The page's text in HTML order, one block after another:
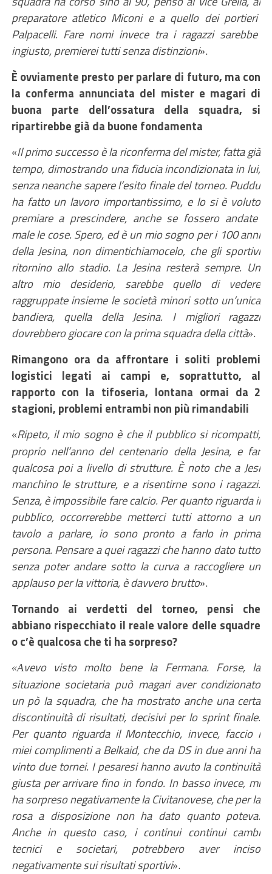
preparatore atletico Miconi e a quello dei portieri
Palpacelli. Fare nomi invece tra i ragazzi sarebbe
ingiusto,premierei tutti senza distinzioni».
È ovviamente presto per parlare di futuro, ma con
la conferma annunciata del mister e magari di
buona parte dell’ossatura della squadra, si
ripartirebbe già da buone fondamenta
«Il primo successo è la riconferma del mister, fatta già
tempo, dimostrando unafiduciaincondizionatain lui,
senzaneanchesapere l’esito finale del torneo. Puddu
hafatto un lavoro importantissimo, e lo si è voluto
premiare a prescindere, anche se fossero andate
male le cose. Spero, ed è un mio sogno per i 100 anni
della Jesina, non dimentichiamocelo, che gli sportivi
ritornino allo stadio. La Jesina resterà sempre. Un
altro mio desiderio, sarebbe quello di vedere
raggruppate insieme le società minori sotto un’unica
bandiera, quella dellaJesina. I migliori ragazzi
dovrebbero giocare con la prima squadra della città».
Rimangono ora da affrontare i soliti problemi
logistici legati ai campi e, soprattutto, al
rapporto con la tifoseria, lontana ormai da 2
stagioni, problemi entrambi non più rimandabili
«Ripeto, il mio sogno è che il pubblico si ricompatti,
proprio nell’anno del centenario della Jesina, e far
qualcosa poi a livello distrutture. È noto che a Jesi
manchinole strutture, e a risentirne sono i ragazzi.
Senza, è impossibile fare calcio. Per quanto riguarda il
pubblico, occorrerebbe metterci tutti attorno a un
tavolo a parlare, io sono pronto a farlo in prima
persona. Pensare a quei ragazzi che hanno dato tutto
senzapoter andare sotto la curva araccogliere un
applauso per la vittoria, èdavverobrutto».
Tornando ai verdetti del torneo, pensi che
abbiano rispecchiato il reale valore delle squadre
o c’è qualcosa che ti ha sorpreso?
«Avevo visto molto bene la Fermana. Forse, la
situazione societaria può magari aver condizionato
un pò la squadra, che ha mostrato anche una certa
discontinuità di risultati, decisivi per lo sprint finale.
Per quanto riguarda il Montecchio, invece, faccio i
mieicomplimenti a Belkaid, che da DS in due anni ha
vintoduetornei. Ipesaresihannoavuto la continuità
giusta per arrivare fino in fondo. In basso invece, mi
ha sorpreso negativamente la Civitanovese, che per la
rosa a disposizione non ha dato quanto poteva.
Anche in questo caso, icontinui continui cambi
tecnici e societari, potrebbero aver inciso
negativamente sui risultati sportivi».